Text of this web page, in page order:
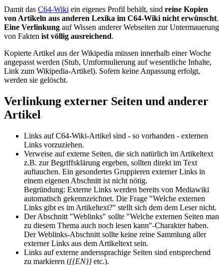
Damit das C64-Wiki ein eigenes Profil behält, sind reine Kopien
von Artikeln aus anderen Lexika im C64-Wiki nicht erwünscht.
Eine Verlinkung auf Wissen anderer Webseiten zur Untermauerung
von Fakten ist völlig ausreichend.
Kopierte Artikel aus der Wikipedia müssen innerhalb einer Woche
angepasst werden (Stub, Umformulierung auf wesentliche Inhalte,
Link zum Wikipedia-Artikel). Sofern keine Anpassung erfolgt,
werden sie gelöscht.
Verlinkung externer Seiten und anderer
Artikel
Links auf C64-Wiki-Artikel sind - so vorhanden - externen
Links vorzuziehen.
Verweise auf externe Seiten, die sich natürlich im Artikeltext
z.B. zur Begriffsklärung ergeben, sollten direkt im Text
auftauchen. Ein gesondertes Gruppieren externer Links in
einem eigenen Abschnitt ist nicht nötig.
Begründung: Externe Links werden bereits von Mediawiki
automatisch gekennzeichnet. Die Frage "Welche externen
Links gibt es im Artikeltext?" stellt sich dem dem Leser nicht.
Der Abschnitt "Weblinks" sollte "Welche externen Seiten man
zu diesem Thema auch noch lesen kann"-Charakter haben.
Der Weblinks-Abschnitt sollte keine reine Sammlung aller
externer Links aus dem Artikeltext sein.
Links auf externe anderssprachige Seiten sind entsprechend
zu markieren ({{EN}}etc.).